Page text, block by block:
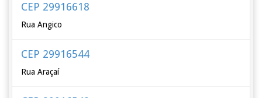
CEP 29916618
Rua Angico
CEP 29916544
Rua Araçaí